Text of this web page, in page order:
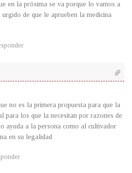
en la próxima se va porque lo vamos a
urgido de que le aprueben la medicina
no es la primera propuesta para que la
para los que la necesitan por razones de
ayuda a la persona como al cultivador
en su legalidad